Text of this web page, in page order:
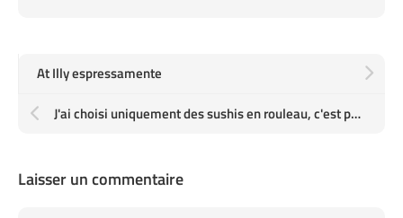
At Illy espressamente
J'ai choisi uniquement des sushis en rouleau, c'est peut être parce que les vagues de l'océan me manque
Laisser un commentaire